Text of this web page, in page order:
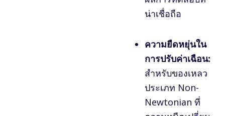
น่าเชื่อถือ
ความยืดหยุ่นใน
การปรับค่าเฉือน:
สำหรับของเหลว
ประเภท Non-
Newtonian ที่